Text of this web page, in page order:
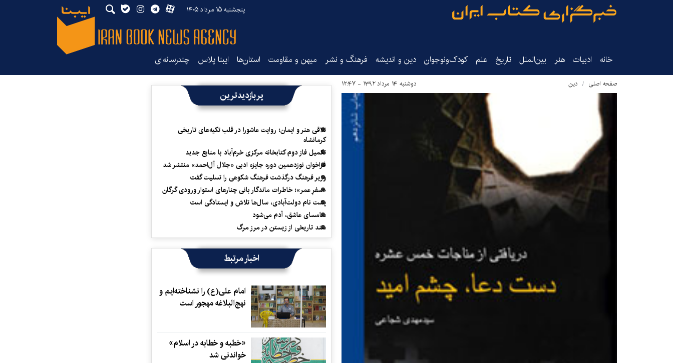
پنجشنبه ۱۵ مرداد ۱۴۰۵
خانه ادبیات هنر بین‌الملل تاریخ‌ علم کودک‌ونوجوان دین و اندیشه فرهنگ و نشر میهن و مقاومت استان‌ها ایبنا پلاس چندرسانه‌ای
صفحه اصلی دین‌ دوشنبه ۱۴ مرداد ۱۳۹۲ - ۱۲:۴۷
پربازدیدترین
تلاقی هنر و ایمان؛ روایت عاشورا در قلب تکیه‌های تاریخی
کرمانشاه
تکمیل فاز دوم کتابخانه مرکزی خرم‌آباد با منابع جدید
فراخوان نوزدهمین دوره جایزه ادبی «جلال آل‌احمد» منتشر شد
وزیر فرهنگ درگذشت فرهنگ شکوهی را تسلیت گفت
«سفرِ عمر»؛ خاطرات ماندگار بانی چنارهای استوار ورودی گرگان
پشت نام دولت‌آبادی، سال‌ها تلاش و ایستادگی است
سامسای عاشق، آدم می‌شود
سند تاریخی از زیستن در مرز مرگ
اخبار مرتبط
امام علی(ع) را نشناخته‌ایم و
نهج‌البلاغه مهجور است
«خطبه و خطابه در اسلام»
خواندنی شد